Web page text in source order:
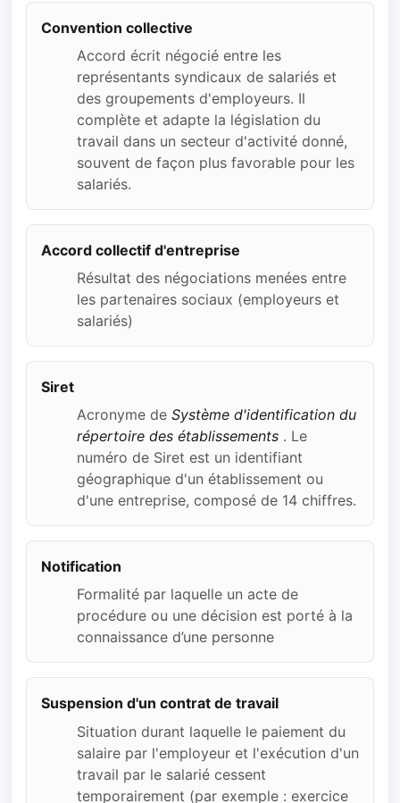
Convention collective
Accord écrit négocié entre les
représentants syndicaux de salariés et
des groupements d'employeurs. Il
complète et adapte la législation du
travail dans un secteur d'activité donné,
souvent de façon plus favorable pour les
salariés.
Accord collectif d'entreprise
Résultat des négociations menées entre
les partenaires sociaux (employeurs et
salariés)
Siret
Acronyme de Système d'identification du
répertoire des établissements . Le
numéro de Siret est un identifiant
géographique d'un établissement ou
d'une entreprise, composé de 14 chiffres.
Notification
Formalité par laquelle un acte de
procédure ou une décision est porté à la
connaissance d’une personne
Suspension d'un contrat de travail
Situation durant laquelle le paiement du
salaire par l'employeur et l'exécution d'un
travail par le salarié cessent
temporairement (par exemple : exercice